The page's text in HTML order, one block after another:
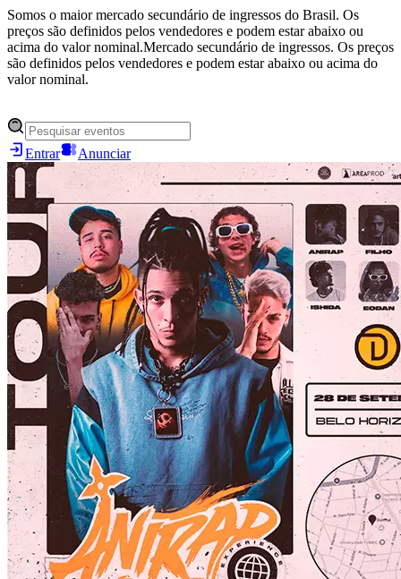
Somos o maior mercado secundário de ingressos do Brasil. Os
preços são definidos pelos vendedores e podem estar abaixo ou
acima do valor nominal.Mercado secundário de ingressos. Os preços
são definidos pelos vendedores e podem estar abaixo ou acima do
valor nominal.
Entrar Anunciar